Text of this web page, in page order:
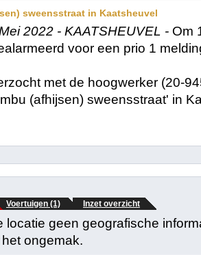
sweensstraat in Kaatsheuvel
2022 - KAATSHEUVEL - Om
voor een prio 1
met de hoogwerker (20-
(afhijsen) sweensstraat' in
Voertuigen (1) Inzet overzicht
locatie geen geografische
ongemak.